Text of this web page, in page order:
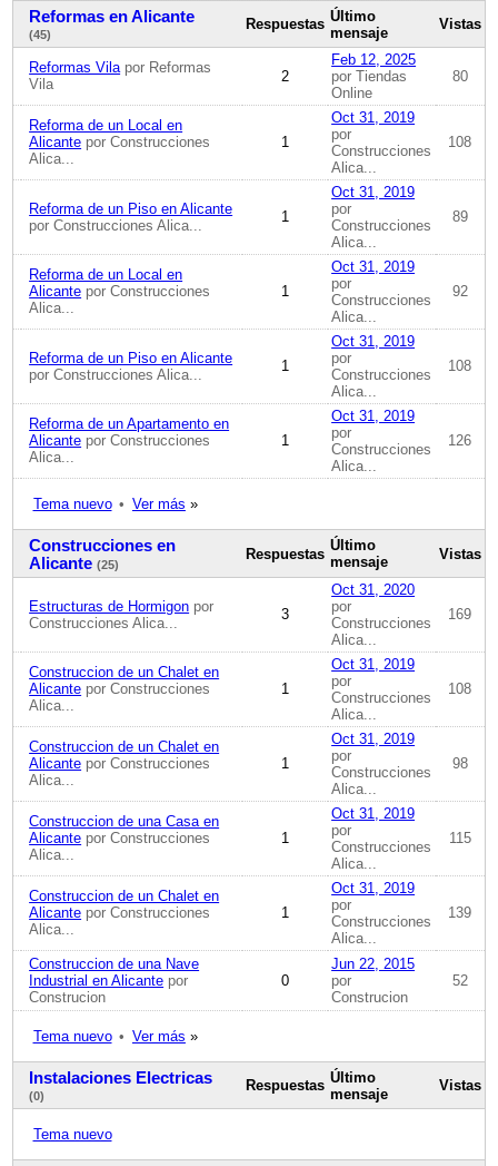
Reformas en Alicante
(45)
Respuestas Último
mensaje
Vistas
Reformas Vila por Reformas
Vila
2
Feb 12, 2025
por Tiendas
Online
80
Reforma de un Local en
Alicante por Construcciones
Alica...
1
Oct 31, 2019
por
Construcciones
Alica...
108
Reforma de un Piso en Alicante
por Construcciones Alica...
1
Oct 31, 2019
por
Construcciones
Alica...
89
Reforma de un Local en
Alicante por Construcciones
Alica...
1
Oct 31, 2019
por
Construcciones
Alica...
92
Reforma de un Piso en Alicante
por Construcciones Alica...
1
Oct 31, 2019
por
Construcciones
Alica...
108
Reforma de un Apartamento en
Alicante por Construcciones
Alica...
1
Oct 31, 2019
por
Construcciones
Alica...
126
Tema nuevo • Ver más »
Construcciones en
Alicante (25)
Respuestas
Último
mensaje
Vistas
Estructuras de Hormigon por
Construcciones Alica...
3
Oct 31, 2020
por
Construcciones
Alica...
169
Construccion de un Chalet en
Alicante por Construcciones
Alica...
1
Oct 31, 2019
por
Construcciones
Alica...
108
Construccion de un Chalet en
Alicante por Construcciones
Alica...
1
Oct 31, 2019
por
Construcciones
Alica...
98
Construccion de una Casa en
Alicante por Construcciones
Alica...
1
Oct 31, 2019
por
Construcciones
Alica...
115
Construccion de un Chalet en
Alicante por Construcciones
Alica...
1
Oct 31, 2019
por
Construcciones
Alica...
139
Construccion de una Nave
Industrial en Alicante por
Construcion
0
Jun 22, 2015
por
Construcion
52
Tema nuevo • Ver más »
Instalaciones Electricas
(0)
Respuestas Último
mensaje
Vistas
Tema nuevo